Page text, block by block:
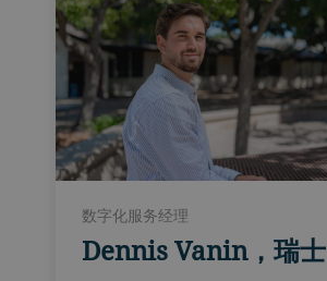
数字化服务经理
Dennis Vanin，瑞士